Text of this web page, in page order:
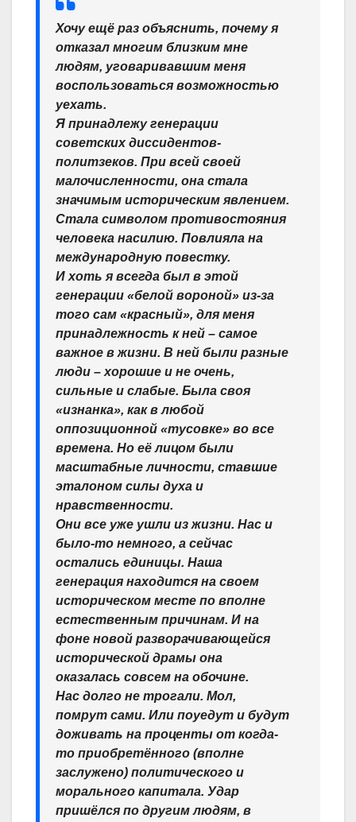
Хочу ещё раз объяснить, почему я
отказал многим близким мне
людям, уговаривавшим меня
воспользоваться возможностью
уехать.
Я принадлежу генерации
советских диссидентов-
политзеков. При всей своей
малочисленности, она стала
значимым историческим явлением.
Стала символом противостояния
человека насилию. Повлияла на
международную повестку.
И хоть я всегда был в этой
генерации «белой вороной» из-за
того сам «красный», для меня
принадлежность к ней – самое
важное в жизни. В ней были разные
люди – хорошие и не очень,
сильные и слабые. Была своя
«изнанка», как в любой
оппозиционной «тусовке» во все
времена. Но её лицом были
масштабные личности, ставшие
эталоном силы духа и
нравственности.
Они все уже ушли из жизни. Нас и
было-то немного, а сейчас
остались единицы. Наша
генерация находится на своем
историческом месте по вполне
естественным причинам. И на
фоне новой разворачивающейся
исторической драмы она
оказалась совсем на обочине.
Нас долго не трогали. Мол,
помрут сами. Или поуедут и будут
доживать на проценты от когда-
то приобретённого (вполне
заслужено) политического и
морального капитала. Удар
пришёлся по другим людям, в